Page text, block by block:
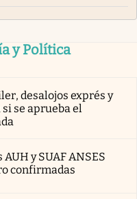
y Política
desalojos exprés y
se aprueba el
y SUAF ANSES
confirmadas